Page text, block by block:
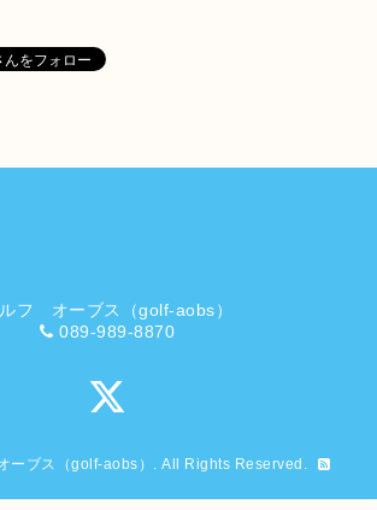
フ オーブス（golf-aobs）
089-989-8870
ブス（golf-aobs） . All Rights Reserved.